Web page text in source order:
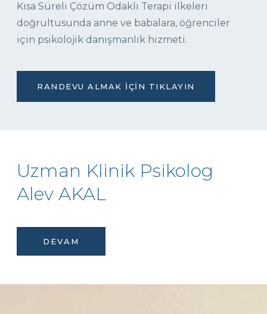
Kısa Süreli Çözüm Odaklı Terapi ilkeleri
doğrultusunda anne ve babalara, öğrenciler
için psikolojik danışmanlık hizmeti.
RANDEVU ALMAK İÇIN TIKLAYIN
Uzman Klinik Psikolog
Alev AKAL
DEVAM